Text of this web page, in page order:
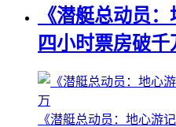
《潜艇总动员
四小时票房破千
《潜艇总动员：地心游